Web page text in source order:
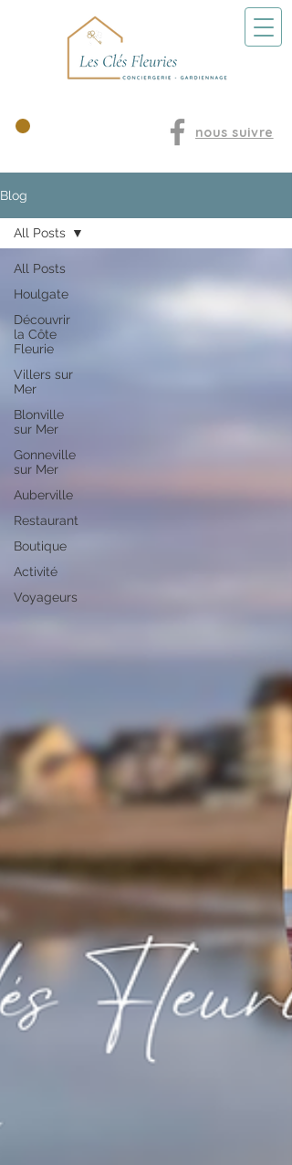
nous suivre
Blog
All Posts
Houlgate
Découvrir
la Côte
Fleurie
Villers sur
Mer
Blonville
sur Mer
Gonneville
sur Mer
Auberville
Restaurant
Boutique
Activité
Voyageurs
All Posts